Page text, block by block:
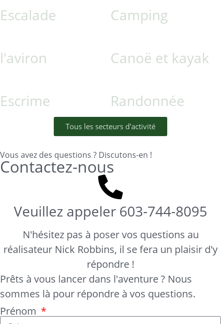
Escalade Camping
l'aviron Canoë et kayak
Escrime Randonnée
Tous les secteurs d'activité
Vous avez des questions ? Discutons-en !
Contactez-nous
Veuillez appeler 603-744-8095
N'hésitez pas à poser vos questions au
réalisateur Nick Robbins, il se fera un plaisir d'y
répondre !
Prêts à vous lancer dans l'aventure ? Nous
sommes là pour répondre à vos questions.
Prénom